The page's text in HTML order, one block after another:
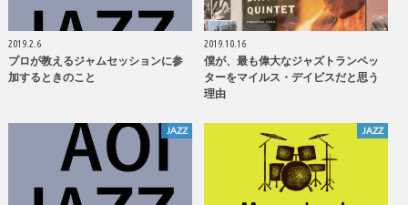
2019.2.6
プロが教えるジャムセッションに参
加するときのこと
2019.10.16
僕が、最も偉大なジャズトランペッ
ターをマイルス・デイビスだと思う
理由
JAZZ JAZZ